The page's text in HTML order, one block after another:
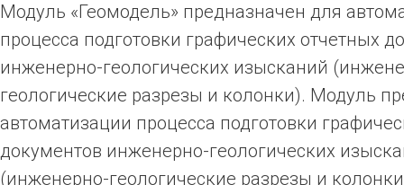
Модуль «Геомодель» предназначен для
процесса подготовки графических отчетных
инженерно-геологических изысканий
геологические разрезы и колонки). Модуль
автоматизации процесса подготовки
документов инженерно-геологических
(инженерно-геологические разрезы и